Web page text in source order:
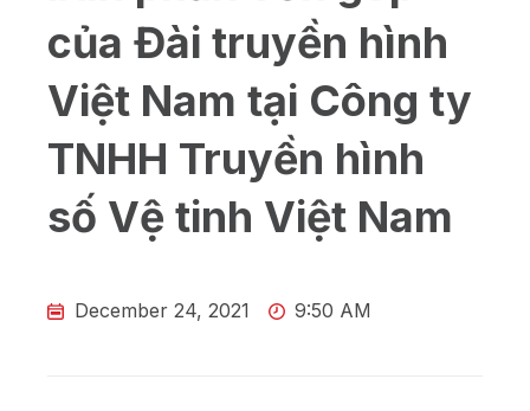
của Đài truyền hình
Việt Nam tại Công ty
TNHH Truyền hình
số Vệ tinh Việt Nam
December 24, 2021 9:50 AM